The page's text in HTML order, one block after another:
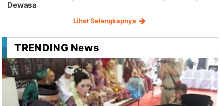
Dewasa
Lihat Selengkapnya
TRENDING News